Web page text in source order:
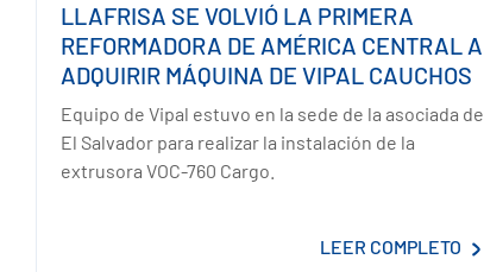
LLAFRISA SE VOLVIÓ LA PRIMERA
REFORMADORA DE AMÉRICA CENTRAL A
ADQUIRIR MÁQUINA DE VIPAL CAUCHOS
Equipo de Vipal estuvo en la sede de la asociada de
El Salvador para realizar la instalación de la
extrusora VOC-760 Cargo.
LEER COMPLETO